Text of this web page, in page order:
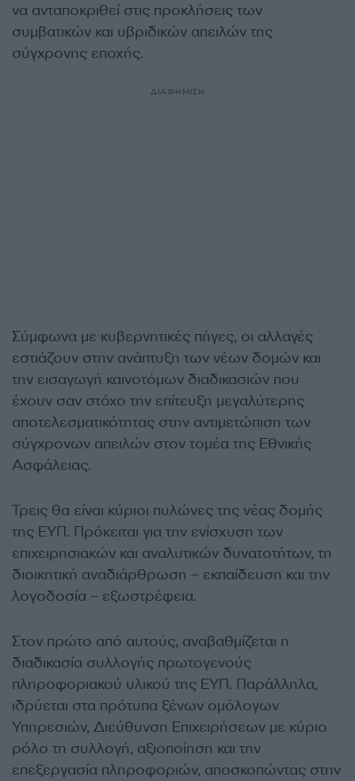
να ανταποκριθεί στις προκλήσεις των
συμβατικών και υβριδικών απειλών της
σύγχρονης εποχής.
ΔΙΑΦΗΜΙΣΗ
Σύμφωνα με κυβερνητικές πήγες, οι αλλαγές
εστιάζουν στην ανάπτυξη των νέων δομών και
την εισαγωγή καινοτόμων διαδικασιών που
έχουν σαν στόχο την επίτευξη μεγαλύτερης
αποτελεσματικότητας στην αντιμετώπιση των
σύγχρονων απειλών στον τομέα της Εθνικής
Ασφάλειας.
Τρεις θα είναι κύριοι πυλώνες της νέας δομής
της ΕΥΠ. Πρόκειται για την ενίσχυση των
επιχειρησιακών και αναλυτικών δυνατοτήτων, τη
διοικητική αναδιάρθρωση – εκπαίδευση και την
λογοδοσία – εξωστρέφεια.
Στον πρώτο από αυτούς, αναβαθμίζεται η
διαδικασία συλλογής πρωτογενούς
πληροφοριακού υλικού της ΕΥΠ. Παράλληλα,
ιδρύεται στα πρότυπα ξένων ομόλογων
Υπηρεσιών, Διεύθυνση Επιχειρήσεων με κύριο
ρόλο τη συλλογή, αξιοποίηση και την
επεξεργασία πληροφοριών, αποσκοπώντας στην